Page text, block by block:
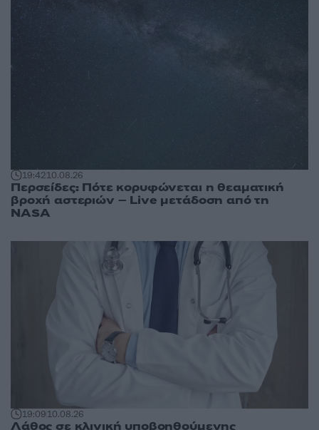
19:4210.08.26
Περσείδες: Πότε κορυφώνεται η θεαματική
βροχή αστεριών – Live μετάδοση από τη
NASA
19:0910.08.26
Λάθος σε κλινική υποβοηθούμενης